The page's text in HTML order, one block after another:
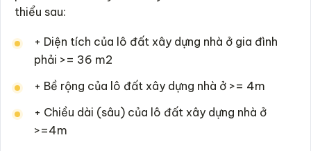
thiểu sau:
+ Diện tích của lô đất xây dựng nhà ở gia đình
phải >= 36 m2
+ Bề rộng của lô đất xây dựng nhà ở >= 4m
+ Chiều dài (sâu) của lô đất xây dựng nhà ở
>=4m